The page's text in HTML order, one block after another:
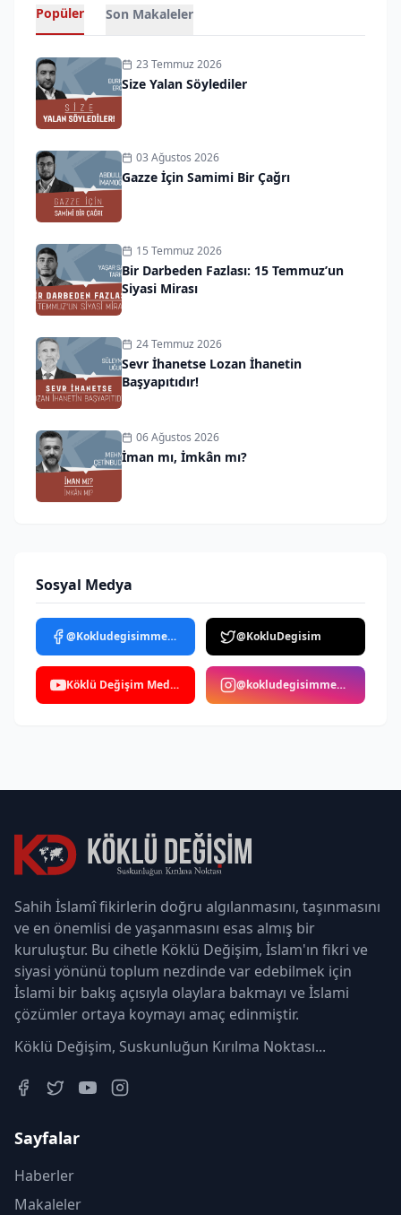
Popüler Son Makaleler
23 Temmuz 2026
Size Yalan Söylediler
03 Ağustos 2026
Gazze İçin Samimi Bir Çağrı
15 Temmuz 2026
Bir Darbeden Fazlası: 15 Temmuz’un
Siyasi Mirası
24 Temmuz 2026
Sevr İhanetse Lozan İhanetin
Başyapıtıdır!
06 Ağustos 2026
İman mı, İmkân mı?
Sosyal Medya
@Kokludegisimmedya @KokluDegisim
Köklü Değişim Medya @kokludegisimmedya
Sahih İslamî fikirlerin doğru algılanmasını, taşınmasını
ve en önemlisi de yaşanmasını esas almış bir
kuruluştur. Bu cihetle Köklü Değişim, İslam'ın fikri ve
siyasi yönünü toplum nezdinde var edebilmek için
İslami bir bakış açısıyla olaylara bakmayı ve İslami
çözümler ortaya koymayı amaç edinmiştir.
Köklü Değişim, Suskunluğun Kırılma Noktası...
Sayfalar
Haberler
Makaleler